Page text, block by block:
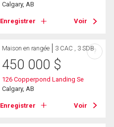
Calgary, AB
Enregistrer Voir
Maison en rangée 3 CAC , 3 SDB
450 000 $
126 Copperpond Landing Se
Calgary, AB
Enregistrer Voir
?